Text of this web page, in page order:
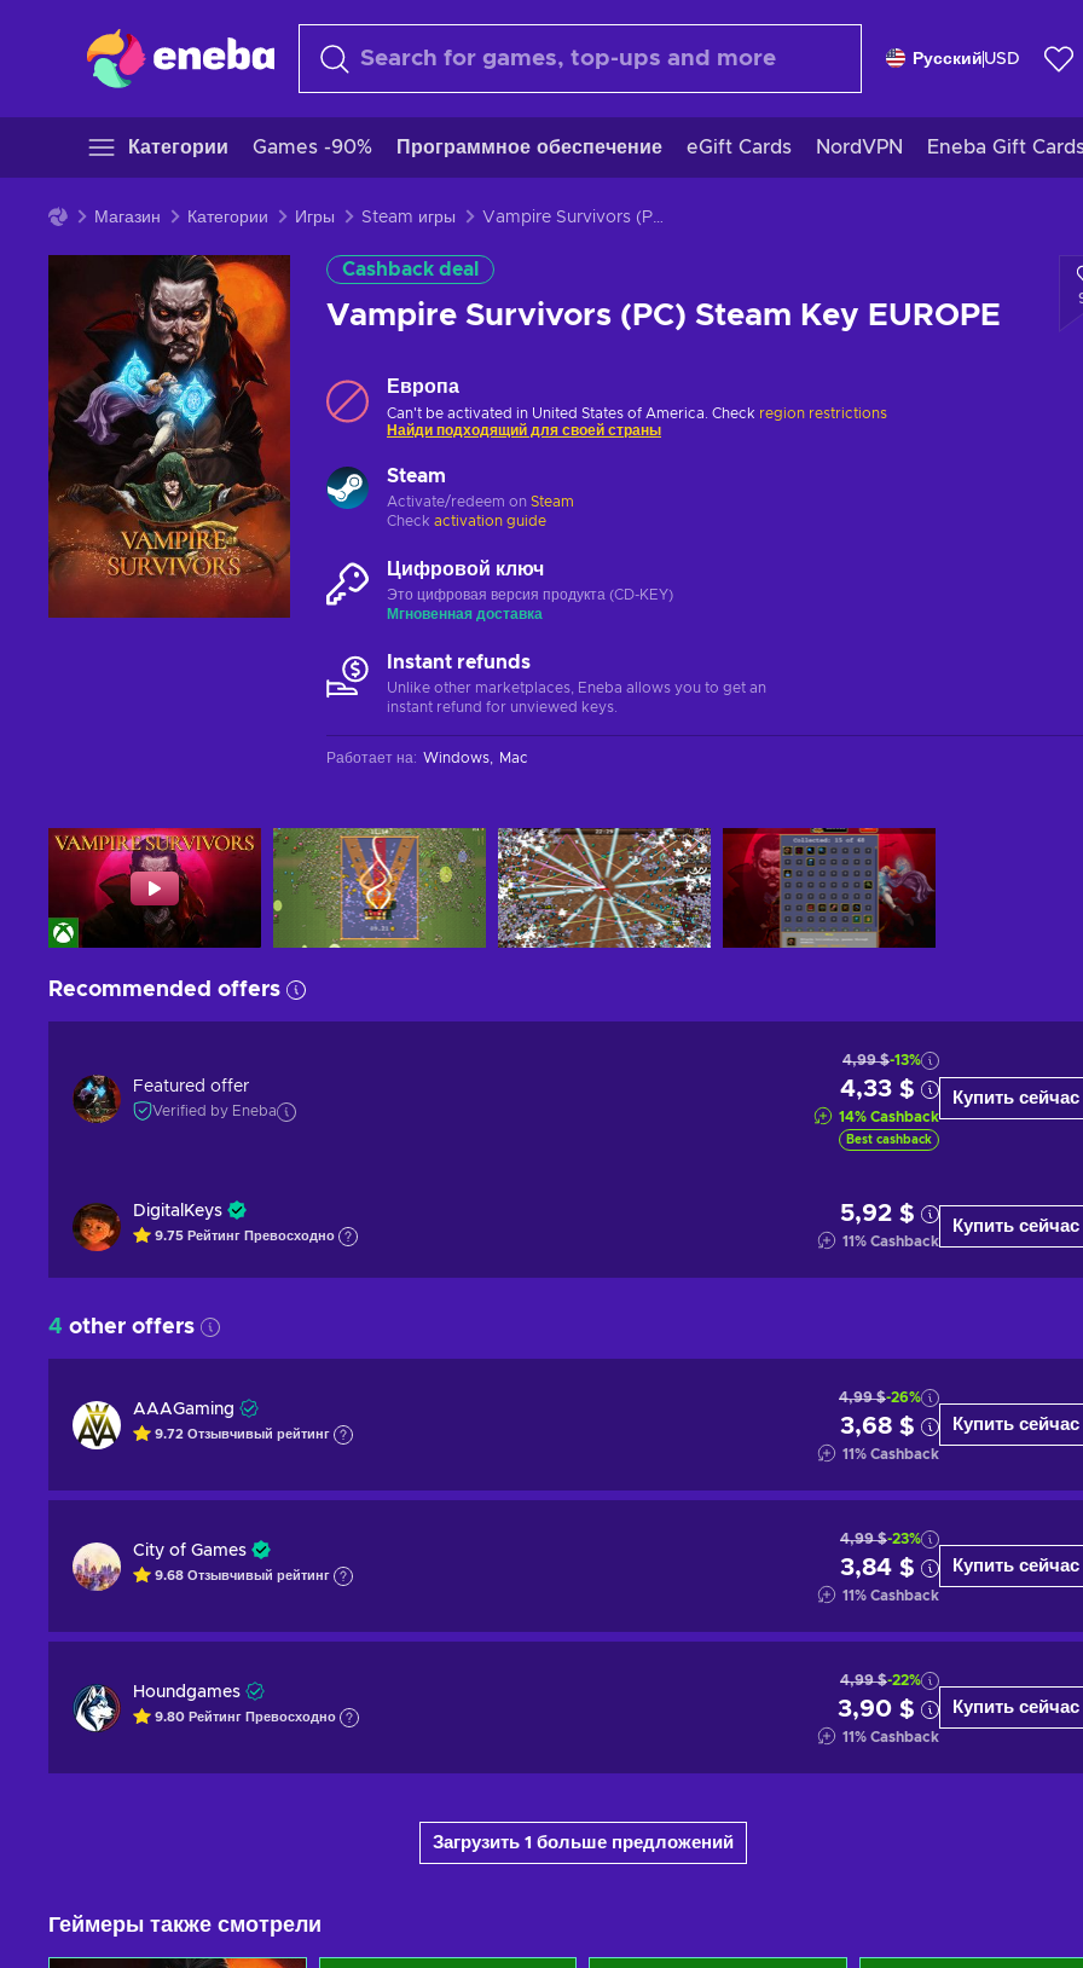
Русский USD
Категории Games -90% Программное обеспечение eGift Cards NordVPN Eneba Gift
Магазин Категории Игры Steam игры Vampire Survivors (PC) Steam Key EUROPE
Cashback deal
Vampire Survivors (PC) Steam Key EUROPE
Европа
Can't be activated in United States of America. Check region restrictions
Найди подходящий для своей страны
Steam
Activate/redeem on Steam
Check activation guide
Цифровой ключ
Это цифровая версия продукта (CD-KEY)
Мгновенная доставка
Instant refunds
Unlike other marketplaces, Eneba allows you to get an
instant refund for unviewed keys.
Работает на: Windows Mac
Recommended offers
Featured offer
Verified by Eneba
4,99 $-13%
4,33 $
14% Cashback
Best cashback
Купить сейчас
DigitalKeys
9.75 Рейтинг Превосходно
5,92 $
11% Cashback
Купить сейчас
4 other offers
AAAGaming
9.72 Отзывчивый рейтинг
4,99 $-26%
3,68 $
11% Cashback
Купить сейчас
City of Games
9.68 Отзывчивый рейтинг
4,99 $-23%
3,84 $
11% Cashback
Купить сейчас
Houndgames
9.80 Рейтинг Превосходно
4,99 $-22%
3,90 $
11% Cashback
Купить сейчас
Загрузить 1 больше предложений
Геймеры также смотрели